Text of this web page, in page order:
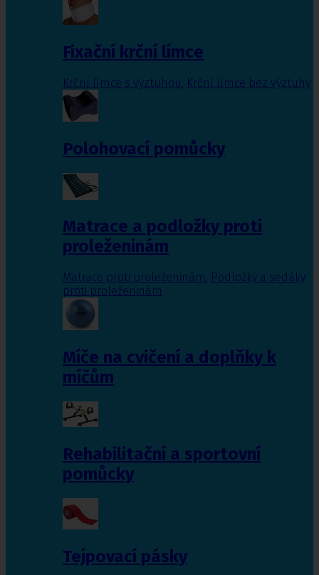
Fixační krční límce
Krční límce s výztuhou Krční límce bez výztuhy
Polohovací pomůcky
Matrace a podložky proti
proleženinám
Matrace proti proleženinám, Podložky a sedáky
proti proleženinám
Míče na cvičení a doplňky k
míčům
Rehabilitační a sportovní
pomůcky
Tejpovací pásky